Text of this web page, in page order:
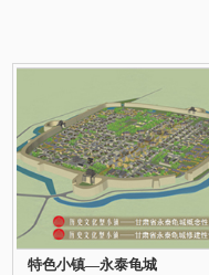
特色小镇—永泰龟城